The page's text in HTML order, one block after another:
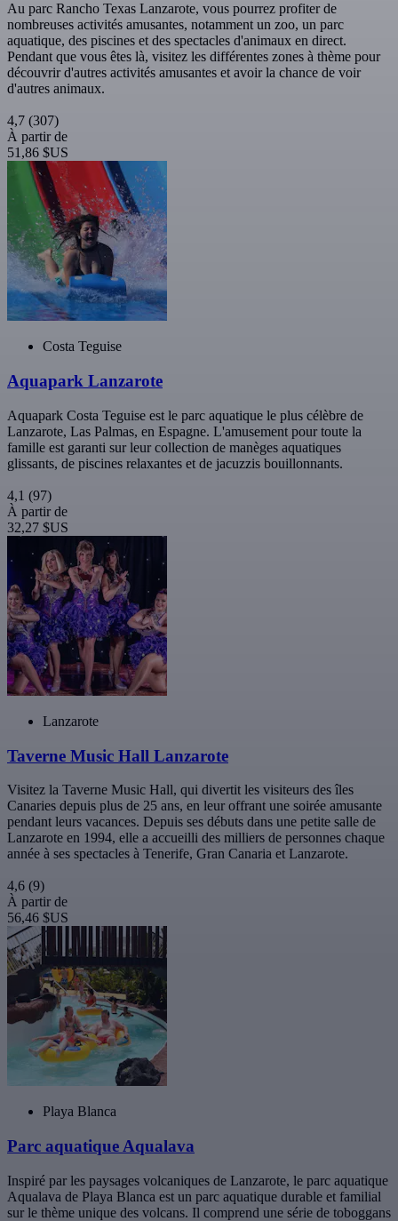
Au parc Rancho Texas Lanzarote, vous pourrez profiter de
nombreuses activités amusantes, notamment un zoo, un parc
aquatique, des piscines et des spectacles d'animaux en direct.
Pendant que vous êtes là, visitez les différentes zones à thème pour
découvrir d'autres activités amusantes et avoir la chance de voir
d'autres animaux.
4,7 (307)
À partir de
51,86 $US
Costa Teguise
Aquapark Lanzarote
Aquapark Costa Teguise est le parc aquatique le plus célèbre de
Lanzarote, Las Palmas, en Espagne. L'amusement pour toute la
famille est garanti sur leur collection de manèges aquatiques
glissants, de piscines relaxantes et de jacuzzis bouillonnants.
4,1 (97)
À partir de
32,27 $US
Lanzarote
Taverne Music Hall Lanzarote
Visitez la Taverne Music Hall, qui divertit les visiteurs des îles
Canaries depuis plus de 25 ans, en leur offrant une soirée amusante
pendant leurs vacances. Depuis ses débuts dans une petite salle de
Lanzarote en 1994, elle a accueilli des milliers de personnes chaque
année à ses spectacles à Tenerife, Gran Canaria et Lanzarote.
4,6 (9)
À partir de
56,46 $US
Playa Blanca
Parc aquatique Aqualava
Inspiré par les paysages volcaniques de Lanzarote, le parc aquatique
Aqualava de Playa Blanca est un parc aquatique durable et familial
sur le thème unique des volcans. Il comprend une série de toboggans